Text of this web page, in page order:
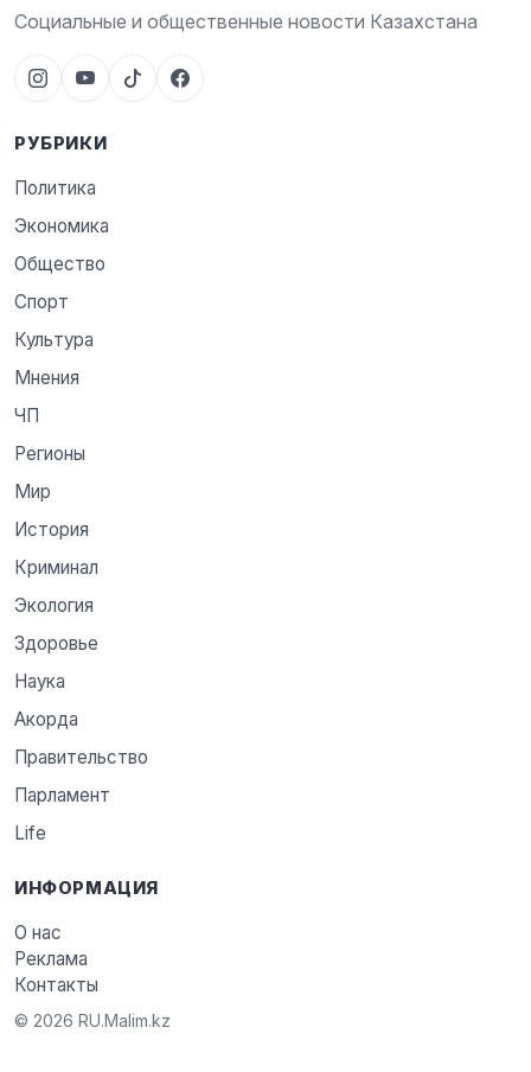
Социальные и общественные новости Казахстана
РУБРИКИ
Политика
Экономика
Общество
Спорт
Культура
Мнения
ЧП
Регионы
Мир
История
Криминал
Экология
Здоровье
Наука
Акорда
Правительство
Парламент
Life
ИНФОРМАЦИЯ
О нас
Реклама
Контакты
© 2026 RU.Malim.kz